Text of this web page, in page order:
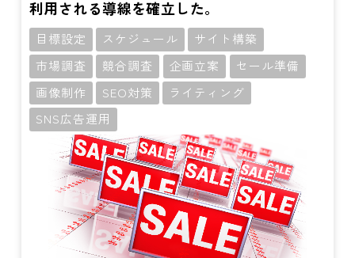
利用される導線を確立した。
目標設定 スケジュール
サイト構築
市場調査
競合調査 企画立案
セール準備
画像制作
SEO対策
ライティング
SNS広告運用